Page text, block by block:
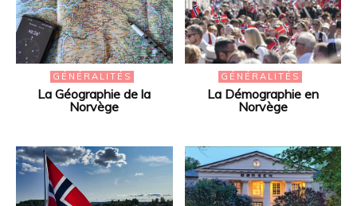
GÉNÉRALITÉS
La Géographie de la
Norvège
GÉNÉRALITÉS
La Démographie en
Norvège